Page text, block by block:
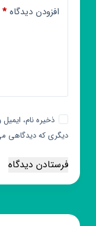
افزودن دیدگاه*
ذخیره نام،
دیگری که دیدگاهی
فرستادن دیدگاه